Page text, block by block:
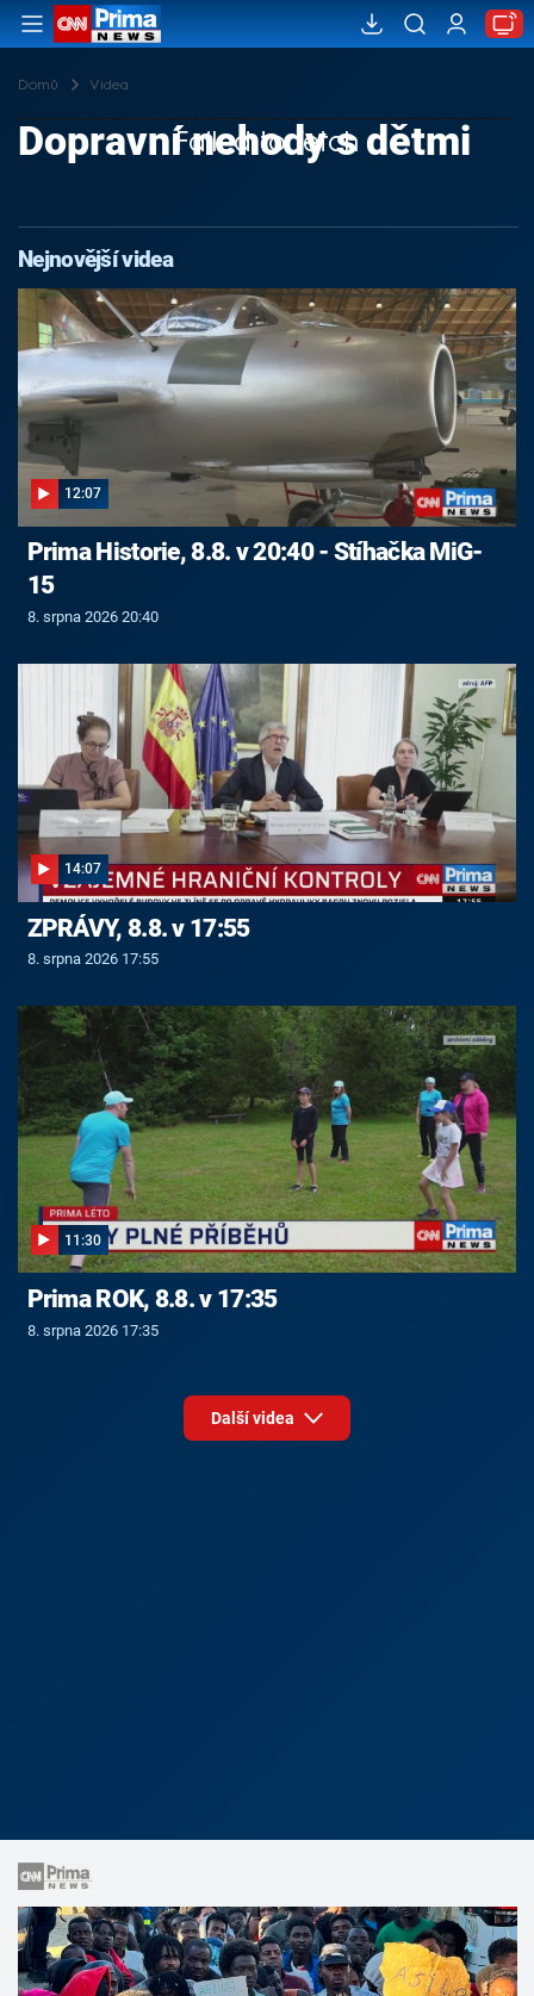
Domů Videa
Failed to fetch
Dopravní nehody s dětmi
Nejnovější videa
12:07
Prima Historie, 8.8. v 20:40 - Stíhačka MiG-
15
8. srpna 2026 20:40
14:07
ZPRÁVY, 8.8. v 17:55
8. srpna 2026 17:55
11:30
Prima ROK, 8.8. v 17:35
8. srpna 2026 17:35
Další videa